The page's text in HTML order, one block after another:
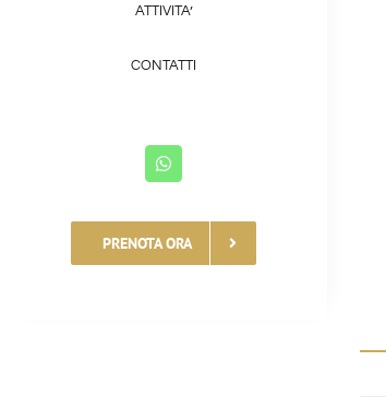
ATTIVITA’
CONTATTI
PRENOTA ORA